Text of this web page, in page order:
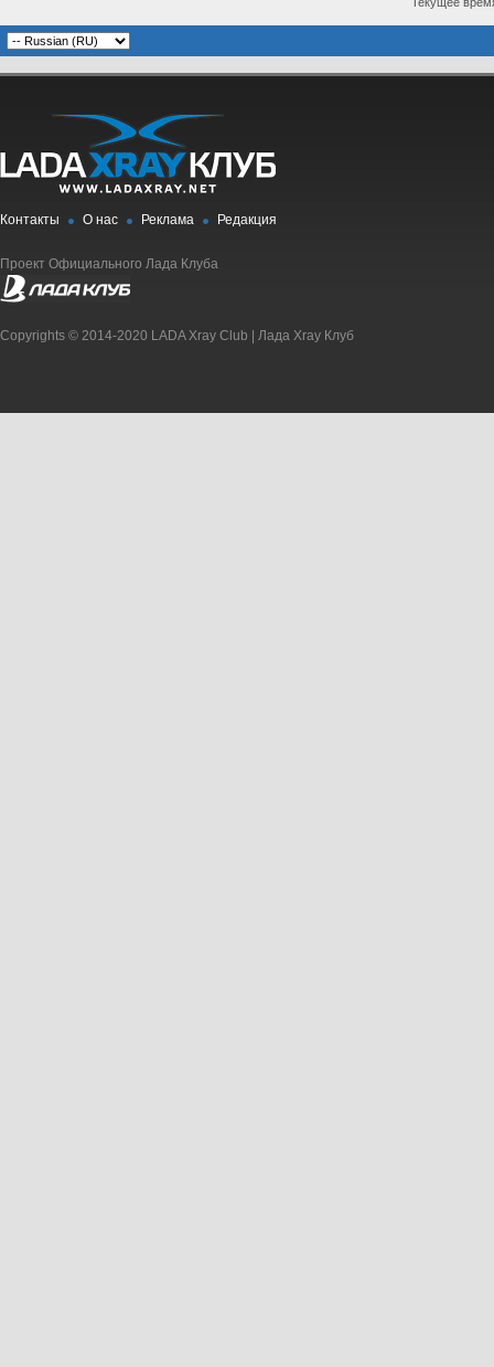
Контакты О нас Реклама Редакция
Проект Официального Лада Клуба
Copyrights © 2014-2020 LADA Xray Club | Лада Xray Клуб